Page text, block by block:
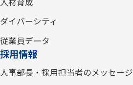
ダイバーシティ
従業員データ
採用情報
人事部長・採用担当者のメッセージ